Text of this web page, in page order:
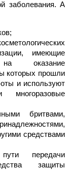
заболевания. А
имеющие
оказание
которых прошли
и используют
многоразовые
бритвами,
средствами
передачи
защиты